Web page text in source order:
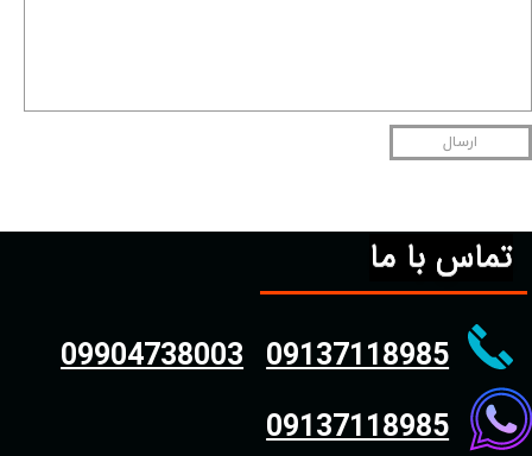
ارسال
تماس با ما
09904738003 09137118985
09137118985